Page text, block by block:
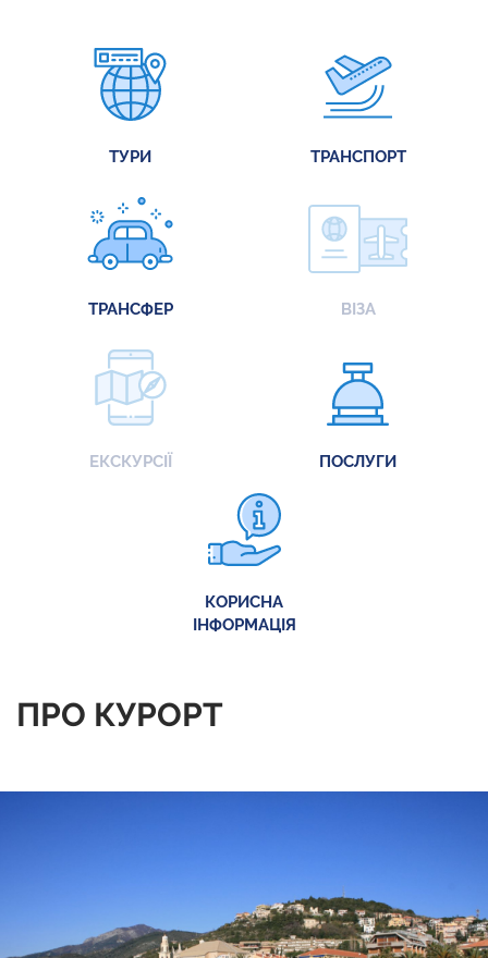
ТУРИ ТРАНСПОРТ
ТРАНСФЕР ВІЗА
ЕКСКУРСІЇ ПОСЛУГИ
КОРИСНА
ІНФОРМАЦІЯ
ПРО КУРОРТ